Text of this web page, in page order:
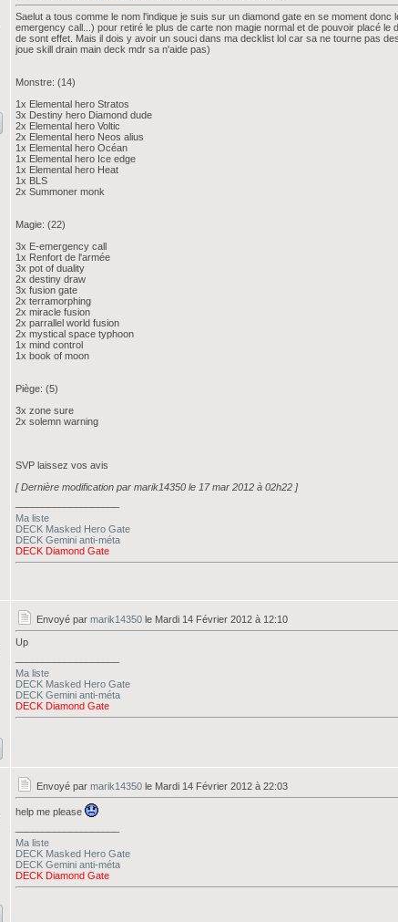
Saelut a tous comme le nom l'indique je suis sur un diamond gate en se moment
emergency call...) pour retiré le plus de carte non magie normal et de pouvoir placé
de sont effet. Mais il dois y avoir un souci dans ma decklist lol car sa ne tourne pas
joue skill drain main deck mdr sa n'aide pas)
Monstre: (14)
1x Elemental hero Stratos
3x Destiny hero Diamond dude
2x Elemental hero Voltic
2x Elemental hero Neos alius
1x Elemental hero Océan
1x Elemental hero Ice edge
1x Elemental hero Heat
1x BLS
2x Summoner monk
Magie: (22)
3x E-emergency call
1x Renfort de l'armée
3x pot of duality
2x destiny draw
3x fusion gate
2x terramorphing
2x miracle fusion
2x parrallel world fusion
2x mystical space typhoon
1x mind control
1x book of moon
Piège: (5)
3x zone sure
2x solemn warning
SVP laissez vos avis
[ Dernière modification par marik14350 le 17 mar 2012 à 02h22 ]
Ma liste
DECK Masked Hero Gate
DECK Gemini anti-méta
DECK Diamond Gate
Envoyé par marik14350 le Mardi 14 Février 2012 à 12:10
Up
Ma liste
DECK Masked Hero Gate
DECK Gemini anti-méta
DECK Diamond Gate
Envoyé par marik14350 le Mardi 14 Février 2012 à 22:03
help me please
Ma liste
DECK Masked Hero Gate
DECK Gemini anti-méta
DECK Diamond Gate